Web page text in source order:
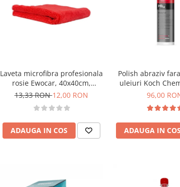
Laveta microfibra profesionala
rosie Ewocar, 40x40cm,
400gsm
13,33 RON12,00 RON
ADAUGA IN COS
Polish abraziv
uleiuri Koch
Cut, H9.02,
96,00
ADAUGA IN COS